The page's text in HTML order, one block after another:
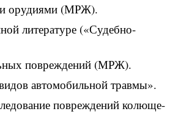
орудиями (МРЖ).
литературе («Судебно-
повреждений (МРЖ).
автомобильной травмы».
повреждений колюще-